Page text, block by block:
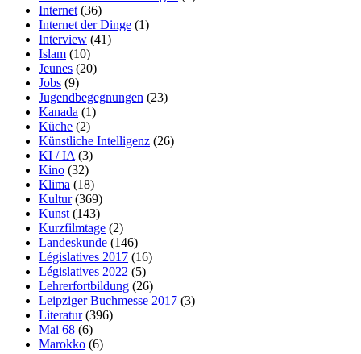
Internet (36)
Internet der Dinge (1)
Interview (41)
Islam (10)
Jeunes (20)
Jobs (9)
Jugendbegegnungen (23)
Kanada (1)
Küche (2)
Künstliche Intelligenz (26)
KI / IA (3)
Kino (32)
Klima (18)
Kultur(369)
Kunst (143)
Kurzfilmtage (2)
Landeskunde (146)
Législatives 2017 (16)
Législatives 2022 (5)
Lehrerfortbildung (26)
Leipziger Buchmesse 2017 (3)
Literatur(396)
Mai 68 (6)
Marokko (6)